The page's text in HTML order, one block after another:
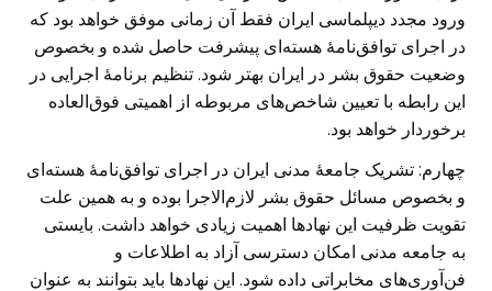
ورود مجدد دیپلماسی ایران فقط آن زمانی موفق خواهد بود که
در اجرای توافق‌نامهٔ هسته‌ای پیشرفت حاصل شده و بخصوص
وضعیت حقوق بشر در ایران بهتر شود. تنظیم برنامهٔ اجرایی در
این رابطه با تعیین شاخص‌های مربوطه از اهمیتی فوق‌العاده
برخوردار خواهد بود.
چهارم: تشریک جامعهٔ مدنی ایران در اجرای توافق‌نامهٔ هسته‌ای
و بخصوص مسائل حقوق بشر لازم‌الاجرا بوده و به همین علت
تقویت ظرفیت این نهاد‌ها اهمیت زیادی خواهد داشت. بایستی
به جامعه مدنی امکان دسترسی آزاد به اطلاعات و
فن‌آوری‌های مخابراتی داده شود. این نهاد‌ها باید بتوانند به عنوان